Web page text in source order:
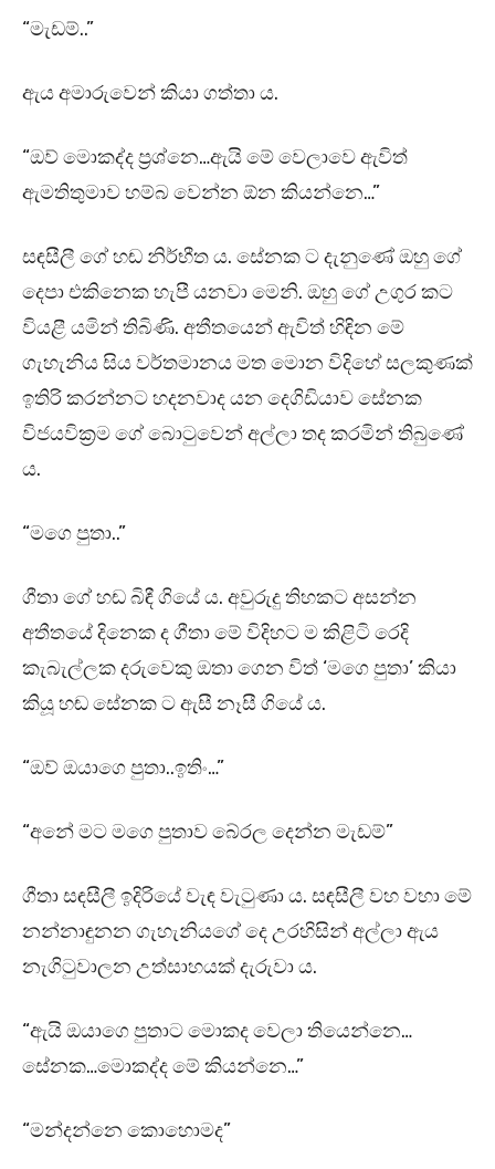
“මැඩම්..”
ඇය අමාරුවෙන් කියා ගත්තා ය.
“ඔව් මොකද්ද ප්‍රශ්නෙ…ඇයි මේ වෙලාවෙ ඇවිත්
ඇමතිතුමාව හම්බ වෙන්න ඕන කියන්නෙ…”
සඳසීලී ගේ හඬ නිර්භීත ය. සේනක ට දැනුණේ ඔහු ගේ
දෙපා එකිනෙක හැපී යනවා මෙනි. ඔහු ගේ උගුර කට
වියළී යමින් තිබිණි. අතීතයෙන් ඇවිත් හිඳින මේ
ගැහැනිය සිය වර්තමානය මත මොන විදිහේ සලකුණක්
ඉතිරි කරන්නට හදනවාද යන දෙගිඩියාව සේනක
විජයවික්‍රම ගේ බොටුවෙන් අල්ලා තද කරමින් තිබුණේ
ය.
“මගෙ පුතා..”
ගීතා ගේ හඬ බිඳී ගියේ ය. අවුරුදු තිහකට අසන්න
අතීතයේ දිනෙක ද ගීතා මේ විදිහට ම කිළිටි රෙදි
කැබැල්ලක දරුවෙකු ඔතා ගෙන විත් ‘මගෙ පුතා’ කියා
කියූ හඬ සේනක ට ඇසී නෑසී ගියේ ය.
“ඔව් ඔයාගෙ පුතා..ඉතිං…”
“අනේ මට මගෙ පුතාව බේරල දෙන්න මැඩම්”
ගීතා සඳසීලී ඉදිරියේ වැඳ වැටුණා ය. සඳසීලී වහ වහා මේ
නන්නාඳුනන ගැහැනියගේ දෙ උරහිසින් අල්ලා ඇය
නැගිටුවාලන උත්සාහයක් දැරුවා ය.
“ඇයි ඔයාගෙ පුතාට මොකද වෙලා තියෙන්නෙ…
සේනක…මොකද්ද මේ කියන්නෙ…”
“මන්දන්නෙ කොහොමද”